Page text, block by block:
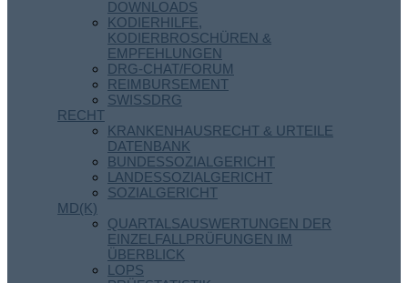
DOWNLOADS
KODIERHILFE,
KODIERBROSCHÜREN &
EMPFEHLUNGEN
DRG-CHAT/FORUM
REIMBURSEMENT
SWISSDRG
RECHT
KRANKENHAUSRECHT & URTEILE
DATENBANK
BUNDESSOZIALGERICHT
LANDESSOZIALGERICHT
SOZIALGERICHT
MD(K)
QUARTALSAUSWERTUNGEN DER
EINZELFALLPRÜFUNGEN IM
ÜBERBLICK
LOPS